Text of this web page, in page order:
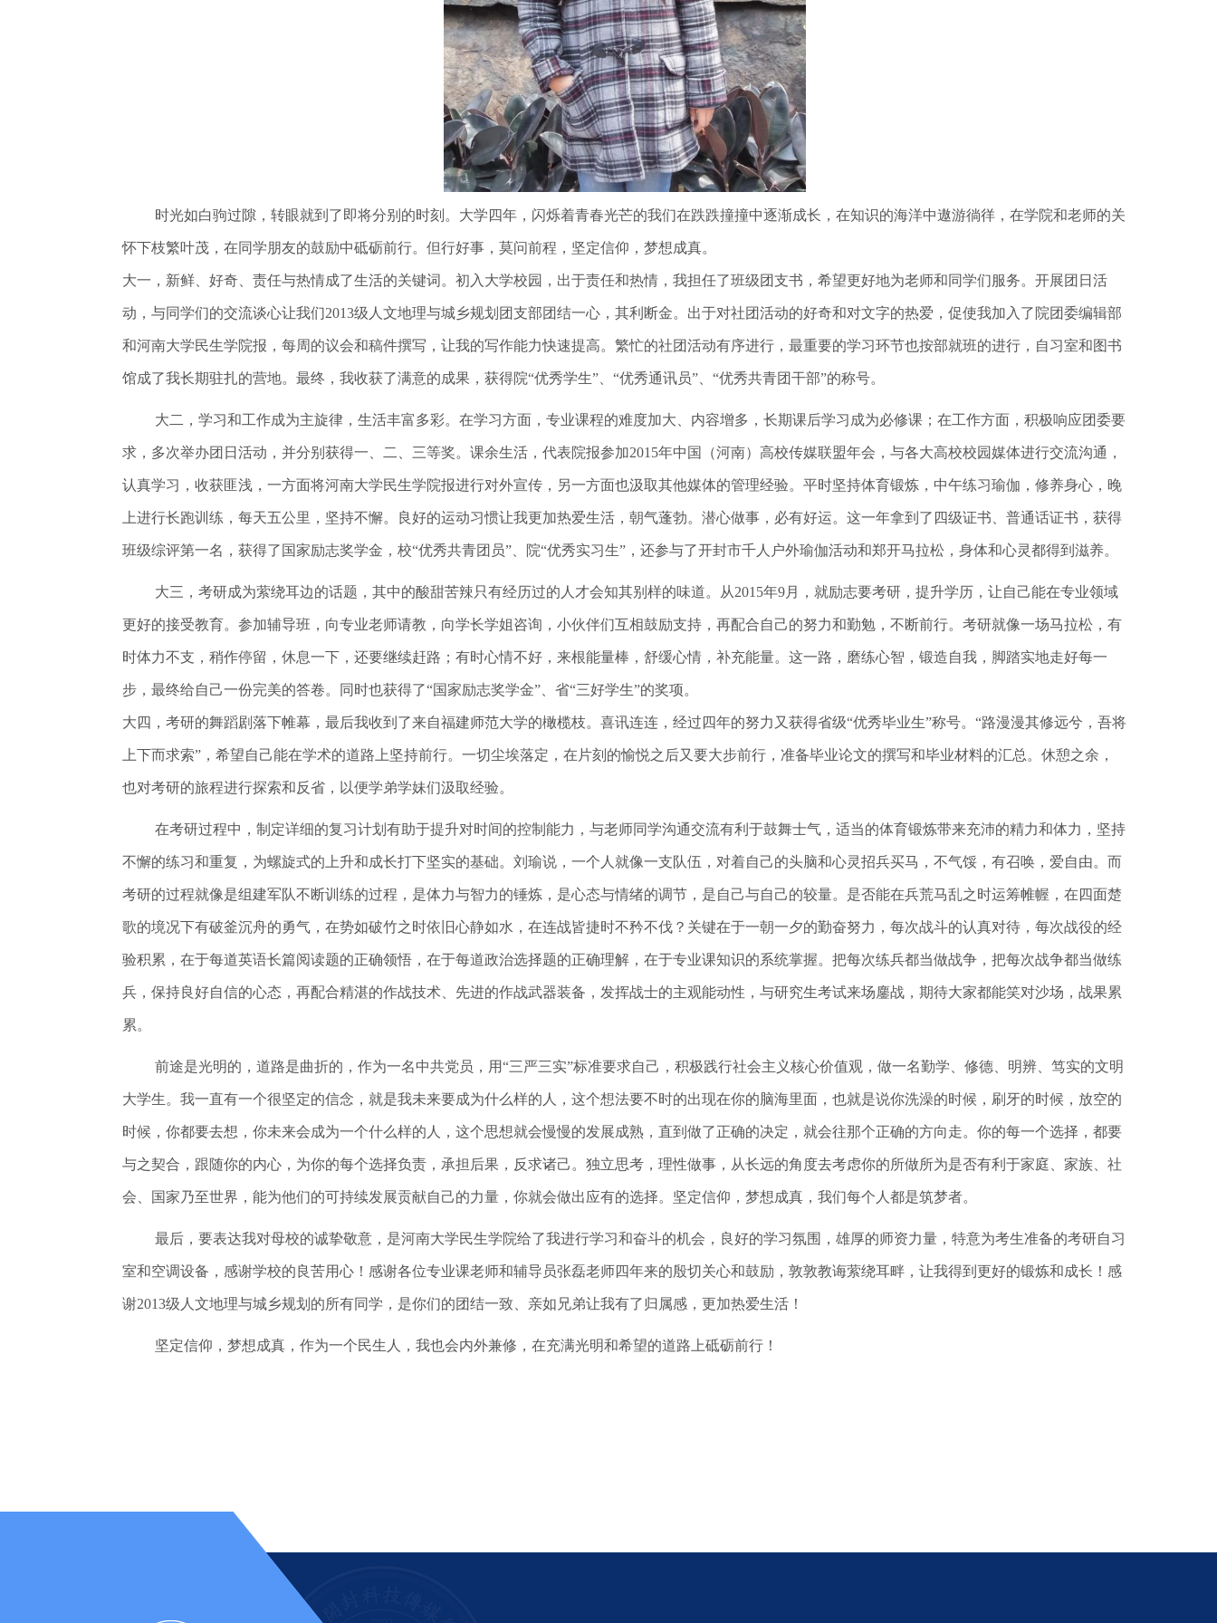
时光如白驹过隙，转眼就到了即将分别的时刻。大学四年，闪烁着青春光芒的我们在跌跌撞撞中逐渐成长，在知识的海洋中遨游徜徉，在学院和老师的关
怀下枝繁叶茂，在同学朋友的鼓励中砥砺前行。但行好事，莫问前程，坚定信仰，梦想成真。
大一，新鲜、好奇、责任与热情成了生活的关键词。初入大学校园，出于责任和热情，我担任了班级团支书，希望更好地为老师和同学们服务。开展团日活
动，与同学们的交流谈心让我们2013级人文地理与城乡规划团支部团结一心，其利断金。出于对社团活动的好奇和对文字的热爱，促使我加入了院团委编辑部
和河南大学民生学院报，每周的议会和稿件撰写，让我的写作能力快速提高。繁忙的社团活动有序进行，最重要的学习环节也按部就班的进行，自习室和图书
馆成了我长期驻扎的营地。最终，我收获了满意的成果，获得院“优秀学生”、“优秀通讯员”、“优秀共青团干部”的称号。
大二，学习和工作成为主旋律，生活丰富多彩。在学习方面，专业课程的难度加大、内容增多，长期课后学习成为必修课；在工作方面，积极响应团委要
求，多次举办团日活动，并分别获得一、二、三等奖。课余生活，代表院报参加2015年中国（河南）高校传媒联盟年会，与各大高校校园媒体进行交流沟通，
认真学习，收获匪浅，一方面将河南大学民生学院报进行对外宣传，另一方面也汲取其他媒体的管理经验。平时坚持体育锻炼，中午练习瑜伽，修养身心，晚
上进行长跑训练，每天五公里，坚持不懈。良好的运动习惯让我更加热爱生活，朝气蓬勃。潜心做事，必有好运。这一年拿到了四级证书、普通话证书，获得
班级综评第一名，获得了国家励志奖学金，校“优秀共青团员”、院“优秀实习生”，还参与了开封市千人户外瑜伽活动和郑开马拉松，身体和心灵都得到滋养。
大三，考研成为萦绕耳边的话题，其中的酸甜苦辣只有经历过的人才会知其别样的味道。从2015年9月，就励志要考研，提升学历，让自己能在专业领域
更好的接受教育。参加辅导班，向专业老师请教，向学长学姐咨询，小伙伴们互相鼓励支持，再配合自己的努力和勤勉，不断前行。考研就像一场马拉松，有
时体力不支，稍作停留，休息一下，还要继续赶路；有时心情不好，来根能量棒，舒缓心情，补充能量。这一路，磨练心智，锻造自我，脚踏实地走好每一
步，最终给自己一份完美的答卷。同时也获得了“国家励志奖学金”、省“三好学生”的奖项。
大四，考研的舞蹈剧落下帷幕，最后我收到了来自福建师范大学的橄榄枝。喜讯连连，经过四年的努力又获得省级“优秀毕业生”称号。“路漫漫其修远兮，吾将
上下而求索”，希望自己能在学术的道路上坚持前行。一切尘埃落定，在片刻的愉悦之后又要大步前行，准备毕业论文的撰写和毕业材料的汇总。休憩之余，
也对考研的旅程进行探索和反省，以便学弟学妹们汲取经验。
在考研过程中，制定详细的复习计划有助于提升对时间的控制能力，与老师同学沟通交流有利于鼓舞士气，适当的体育锻炼带来充沛的精力和体力，坚持
不懈的练习和重复，为螺旋式的上升和成长打下坚实的基础。刘瑜说，一个人就像一支队伍，对着自己的头脑和心灵招兵买马，不气馁，有召唤，爱自由。而
考研的过程就像是组建军队不断训练的过程，是体力与智力的锤炼，是心态与情绪的调节，是自己与自己的较量。是否能在兵荒马乱之时运筹帷幄，在四面楚
歌的境况下有破釜沉舟的勇气，在势如破竹之时依旧心静如水，在连战皆捷时不矜不伐？关键在于一朝一夕的勤奋努力，每次战斗的认真对待，每次战役的经
验积累，在于每道英语长篇阅读题的正确领悟，在于每道政治选择题的正确理解，在于专业课知识的系统掌握。把每次练兵都当做战争，把每次战争都当做练
兵，保持良好自信的心态，再配合精湛的作战技术、先进的作战武器装备，发挥战士的主观能动性，与研究生考试来场鏖战，期待大家都能笑对沙场，战果累
累。
前途是光明的，道路是曲折的，作为一名中共党员，用“三严三实”标准要求自己，积极践行社会主义核心价值观，做一名勤学、修德、明辨、笃实的文明
大学生。我一直有一个很坚定的信念，就是我未来要成为什么样的人，这个想法要不时的出现在你的脑海里面，也就是说你洗澡的时候，刷牙的时候，放空的
时候，你都要去想，你未来会成为一个什么样的人，这个思想就会慢慢的发展成熟，直到做了正确的决定，就会往那个正确的方向走。你的每一个选择，都要
与之契合，跟随你的内心，为你的每个选择负责，承担后果，反求诸己。独立思考，理性做事，从长远的角度去考虑你的所做所为是否有利于家庭、家族、社
会、国家乃至世界，能为他们的可持续发展贡献自己的力量，你就会做出应有的选择。坚定信仰，梦想成真，我们每个人都是筑梦者。
最后，要表达我对母校的诚挚敬意，是河南大学民生学院给了我进行学习和奋斗的机会，良好的学习氛围，雄厚的师资力量，特意为考生准备的考研自习
室和空调设备，感谢学校的良苦用心！感谢各位专业课老师和辅导员张磊老师四年来的殷切关心和鼓励，敦敦教诲萦绕耳畔，让我得到更好的锻炼和成长！感
谢2013级人文地理与城乡规划的所有同学，是你们的团结一致、亲如兄弟让我有了归属感，更加热爱生活！
坚定信仰，梦想成真，作为一个民生人，我也会内外兼修，在充满光明和希望的道路上砥砺前行！